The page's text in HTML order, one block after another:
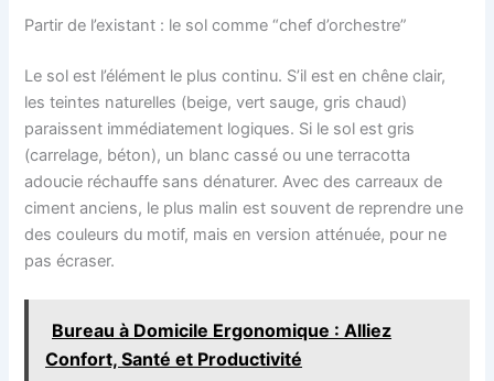
Partir de l’existant : le sol comme “chef d’orchestre”
Le sol est l’élément le plus continu. S’il est en chêne clair,
les teintes naturelles (beige, vert sauge, gris chaud)
paraissent immédiatement logiques. Si le sol est gris
(carrelage, béton), un blanc cassé ou une terracotta
adoucie réchauffe sans dénaturer. Avec des carreaux de
ciment anciens, le plus malin est souvent de reprendre une
des couleurs du motif, mais en version atténuée, pour ne
pas écraser.
Bureau à Domicile Ergonomique : Alliez
Confort, Santé et Productivité